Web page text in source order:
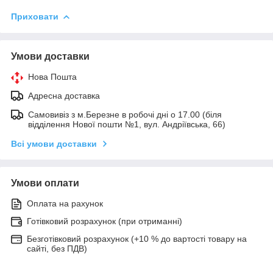
Приховати
Умови доставки
Нова Пошта
Адресна доставка
Самовивіз з м.Березне в робочі дні о 17.00 (біля
відділення Нової пошти №1, вул. Андріївська, 66)
Всі умови доставки
Умови оплати
Оплата на рахунок
Готівковий розрахунок (при отриманні)
Безготівковий розрахунок (+10 % до вартості товару на
сайті, без ПДВ)